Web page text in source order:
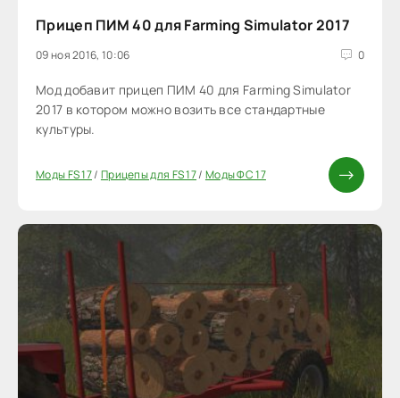
Прицеп ПИМ 40 для Farming Simulator 2017
09 ноя 2016, 10:06 0
Мод добавит прицеп ПИМ 40 для Farming Simulator
2017 в котором можно возить все стандартные
культуры.
Моды FS 17/ Прицепы для FS 17/ Моды ФС 17